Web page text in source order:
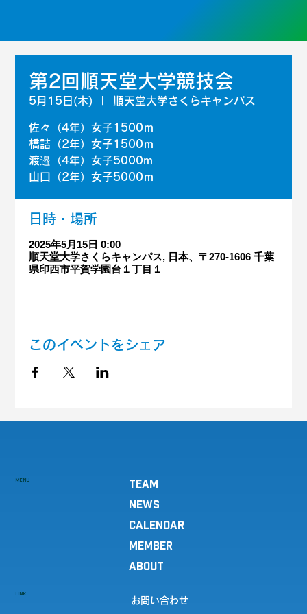
第2回順天堂大学競技会
5月15日(木) 順天堂大学さくらキャンパス
佐々（4年）女子1500ｍ
橋詰（2年）女子1500ｍ
渡邉（4年）女子5000m
山口（2年）女子5000ｍ
日時・場所
2025年5月15日 0:00
順天堂大学さくらキャンパス, 日本、〒270-1606 千葉
県印西市平賀学園台１丁目１
このイベントをシェア
MENU
TEAM
NEWS
CALENDAR
MEMBER
ABOUT
LINK
お問い合わせ